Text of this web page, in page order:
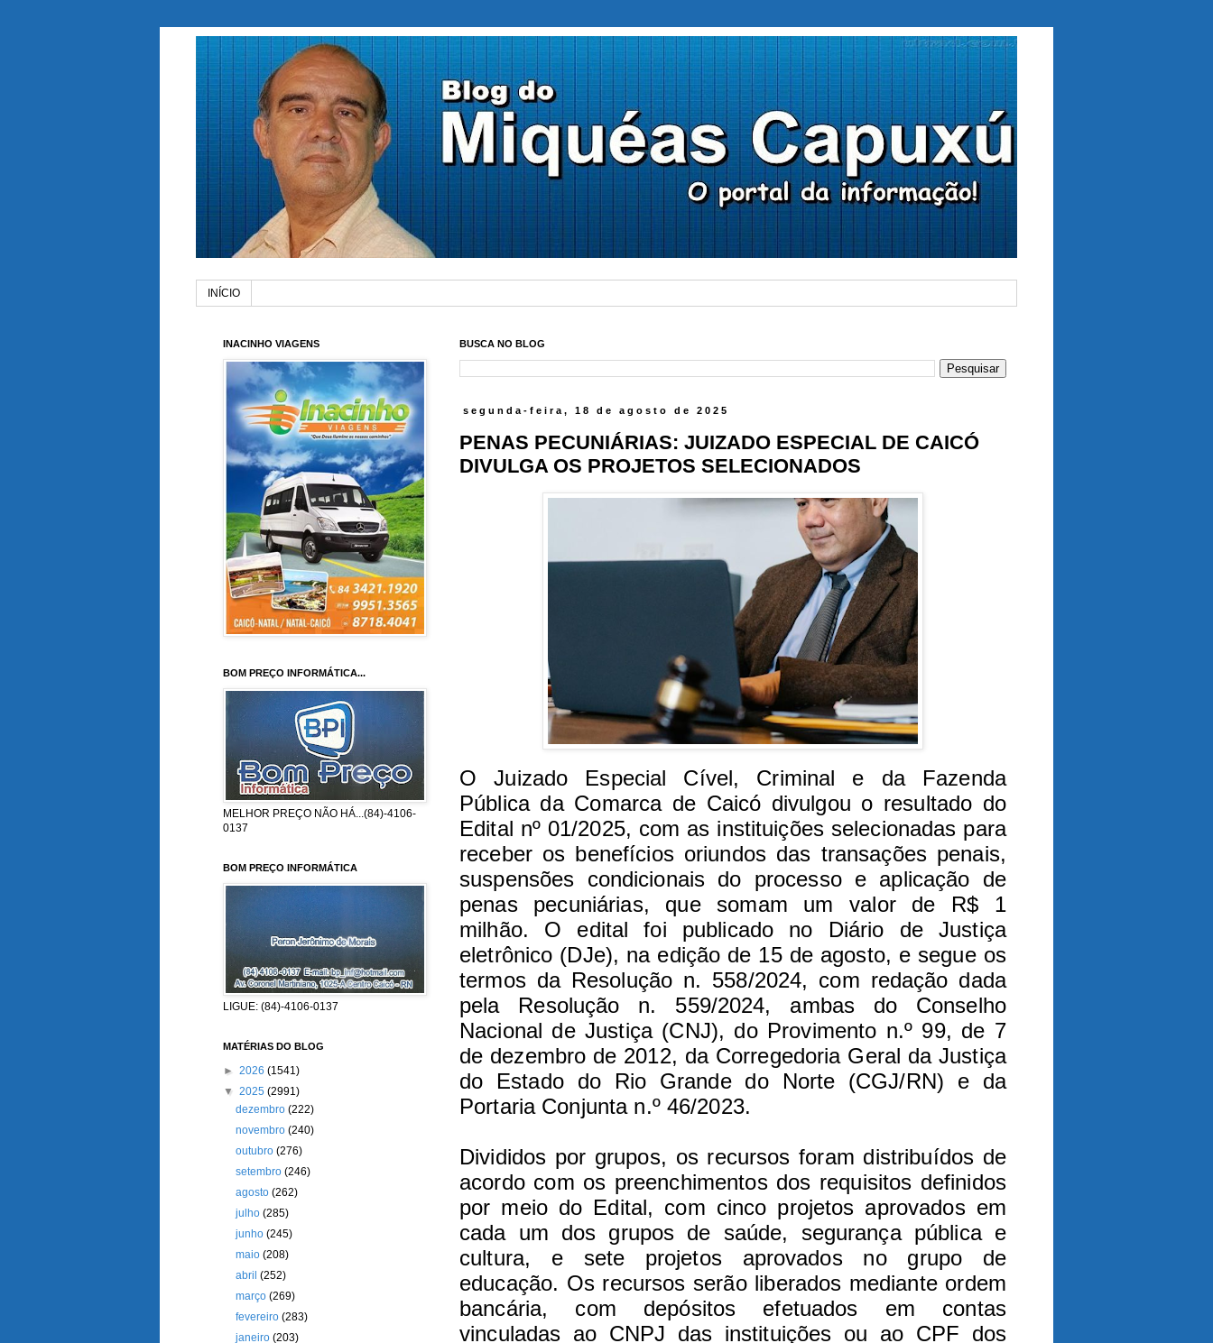
INÍCIO
BUSCA NO BLOG
segunda-feira, 18 de agosto de 2025
PENAS PECUNIÁRIAS: JUIZADO ESPECIAL DE CAICÓ
DIVULGA OS PROJETOS SELECIONADOS
OJuizado Especial Cível, Criminal e da Fazenda
Pública da Comarcade Caicó divulgou o resultado do
Edital nº 01/2025, com as instituições selecionadas para
receber os benefícios oriundos das transações penais,
suspensões condicionais do processo e aplicação de
penas pecuniárias, que somam um valor de R$ 1
milhão. O edital foi publicado no Diário de Justiça
eletrônico (DJe), na edição de 15 de agosto, e segue os
termos da Resolução n. 558/2024, com redação dada
pela Resolução n. 559/2024, ambas do Conselho
Nacional de Justiça (CNJ), do Provimento n.º 99, de 7
de dezembro de 2012, da Corregedoria Geral da Justiça
do Estado do Rio Grande do Norte (CGJ/RN) e da
Portaria Conjunta n.º 46/2023.
Divididos por grupos, os recursos foram distribuídos de
acordo com os preenchimentos dos requisitos definidos
por meio do Edital, com cinco projetos aprovados em
cada um dos grupos de saúde, segurança pública e
cultura, e sete projetos aprovados no grupo de
educação. Os recursos serão liberados mediante ordem
bancária, com depósitos efetuados em contas
vinculadas ao CNPJ das instituições ou ao CPF dos
INACINHO VIAGENS
BOM PREÇO INFORMÁTICA...
MELHOR PREÇO NÃO HÁ...(84)-4106-
0137
BOM PREÇO INFORMÁTICA
LIGUE: (84)-4106-0137
MATÉRIAS DO BLOG
► 2026 (1541)
▼ 2025 (2991)
dezembro(222)
novembro(240)
outubro(276)
setembro(246)
agosto(262)
julho(285)
junho(245)
maio(208)
abril(252)
março(269)
fevereiro(283)
janeiro(203)